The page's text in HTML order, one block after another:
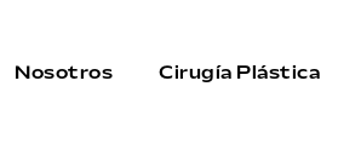
Nosotros Cirugía Plástica